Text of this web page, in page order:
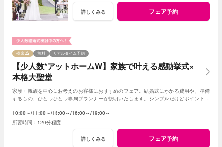
詳しくみる フェア予約
【少人数*アットホームW】家族で叶える感動挙式×
本格大聖堂
残席 無料 リアルタイム予約
家族・親族を中心にお考えのお客様におすすめのフェア。結婚式にかかる費用や、準備
するもの、ひとつひとつ専属プランナーが説明いたします。シンプルだけどポイントを
10:00～ 11:00～ 13:00～ 16:00～ 19:00～
120分程度
詳しくみる フェア予約